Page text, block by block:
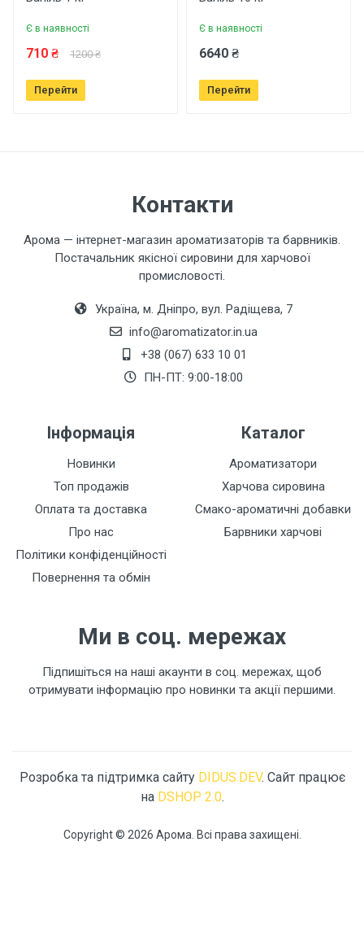
Ваше ім'я
Залишити відгук
Є в наявності
710 ₴ 1200 ₴
Перейти
Є в наявності
6640 ₴
Перейти
Контакти
Арома — інтернет-магазин ароматизаторів та барвників.
Постачальник якісної сировини для харчової
промисловості.
Україна, м. Дніпро, вул. Радіщева, 7
info@aromatizator.in.ua
+38 (067) 633 10 01
ПН-ПТ: 9:00-18:00
Інформація
Новинки
Топ продажів
Оплата та доставка
Про нас
Політики конфіденційності
Повернення та обмін
Каталог
Ароматизатори
Харчова сировина
Смако-ароматичні добавки
Барвники харчові
Ми в соц. мережах
Підпишіться на наші акаунти в соц. мережах, щоб
отримувати інформацію про новинки та акції першими.
Copyright © 2026 Арома. Всі права захищені.
Розробка та підтримка сайту DIDUS.DEV. Сайт працює
на DSHOP 2.0.